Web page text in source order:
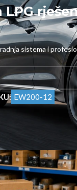
sistema i
EW200-12